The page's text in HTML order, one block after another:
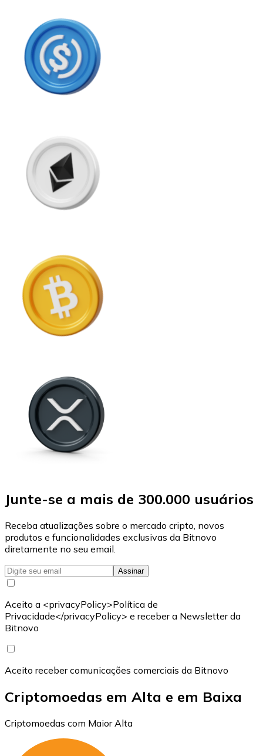
Junte-se a mais de 300.000 usuários
Receba atualizações sobre o mercado cripto, novos
produtos e funcionalidades exclusivas da Bitnovo
diretamente no seu email.
Assinar
Aceito a <privacyPolicy>Política de
Privacidade</privacyPolicy> e receber a Newsletter da
Bitnovo
Aceito receber comunicações comerciais da Bitnovo
Criptomoedas em Alta e em Baixa
Criptomoedas com Maior Alta